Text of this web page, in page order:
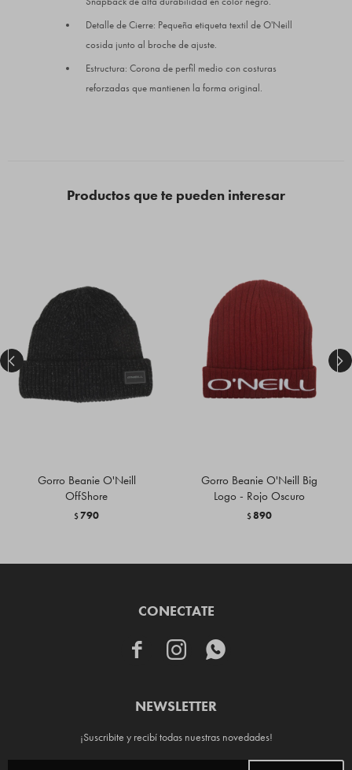
Detalle de Cierre: Pequeña etiqueta textil de O'Neill
cosida junto al broche de ajuste.
Estructura: Corona de perfil medio con costuras
reforzadas que mantienen la forma original.
Productos que te pueden interesar
Gorro Beanie O'Neill
OffShore
$790
Gorro Beanie O'Neill Big
Logo - Rojo Oscuro
$890
 
CONECTATE
  
NEWSLETTER
¡Suscribite y recibí todas nuestras novedades!